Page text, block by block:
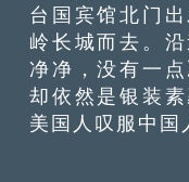
台国宾馆北门
岭长城而去。
净净，没有一
却依然是银装
美国人叹服中国